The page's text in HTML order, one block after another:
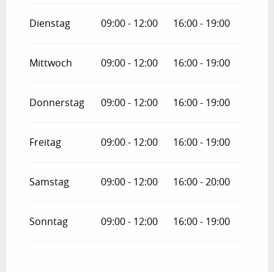
November 2026
Dienstag 09:00 - 12:00 16:00 - 19:00
Mittwoch 09:00 - 12:00 16:00 - 19:00
Donnerstag 09:00 - 12:00 16:00 - 19:00
Freitag 09:00 - 12:00 16:00 - 19:00
Samstag 09:00 - 12:00 16:00 - 20:00
Sonntag 09:00 - 12:00 16:00 - 19:00